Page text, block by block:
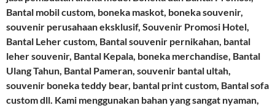
Bantal mobil custom, boneka maskot, boneka souvenir,
souvenir perusahaan eksklusif, Souvenir Promosi Hotel,
Bantal Leher custom, Bantal souvenir pernikahan, bantal
leher souvenir, Bantal Kepala, boneka merchandise, Bantal
Ulang Tahun, Bantal Pameran, souvenir bantal ultah,
souvenir boneka teddy bear, bantal print custom, Bantal sofa
custom dll. Kami menggunakan bahan yang sangat nyaman,